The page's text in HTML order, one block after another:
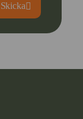
Skicka